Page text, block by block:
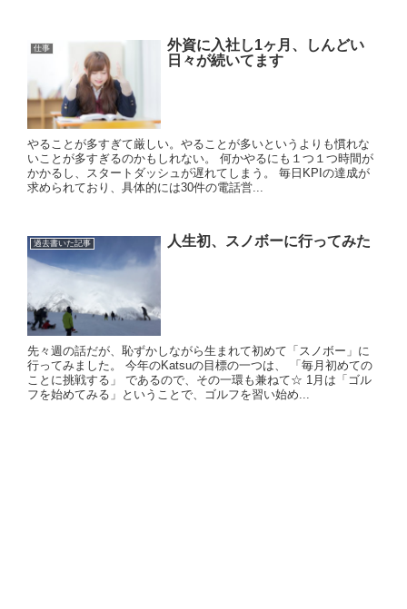
仕事
外資に入社し1ヶ月、しんどい
日々が続いてます
やることが多すぎて厳しい。やることが多いというよりも慣れな
いことが多すぎるのかもしれない。 何かやるにも１つ１つ時間が
かかるし、スタートダッシュが遅れてしまう。 毎日KPIの達成が
求められており、具体的には30件の電話営...
過去書いた記事 人生初、スノボーに行ってみた
先々週の話だが、恥ずかしながら生まれて初めて「スノボー」に
行ってみました。 今年のKatsuの目標の一つは、 「毎月初めての
ことに挑戦する」 であるので、その一環も兼ねて☆ 1月は「ゴル
フを始めてみる」ということで、ゴルフを習い始め...